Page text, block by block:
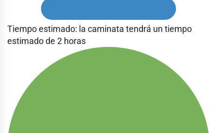
Tiempo estimado: la caminata tendrá un tiempo
estimado de 2 horas